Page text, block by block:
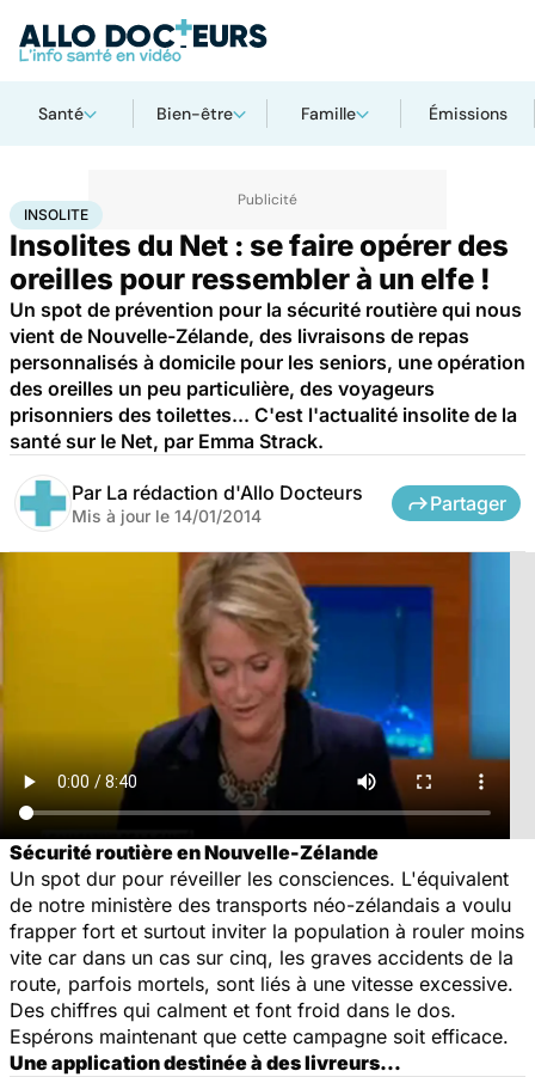
Santé Bien-être Famille Émissions
AccueilSanté
INSOLITE
Insolites du Net : se faire opérer des
oreilles pour ressembler à un elfe !
Un spot de prévention pour la sécurité routière qui nous
vient de Nouvelle-Zélande, des livraisons de repas
personnalisés à domicile pour les seniors, une opération
des oreilles un peu particulière, des voyageurs
prisonniers des toilettes... C'est l'actualité insolite de la
santé sur le Net, par Emma Strack.
Par La rédaction d'Allo Docteurs
Mis à jour le 14/01/2014
Partager
Sécurité routière en Nouvelle-Zélande
Un spot dur pour réveiller les consciences. L'équivalent
de notre ministère des transports néo-zélandais a voulu
frapper fort et surtout inviter la population à rouler moins
vite car dans un cas sur cinq, les graves accidents de la
route, parfois mortels, sont liés à une vitesse excessive.
Des chiffres qui calment et font froid dans le dos.
Espérons maintenant que cette campagne soit efficace.
Une application destinée à des livreurs…